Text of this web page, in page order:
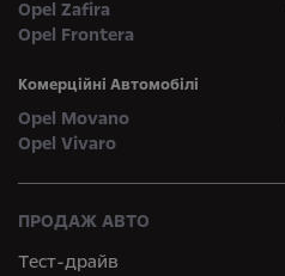
Opel Zafira
Opel Frontera
Комерційні Автомобілі
Opel Movano
Opel Vivaro
ПРОДАЖ АВТО
Тест-драйв